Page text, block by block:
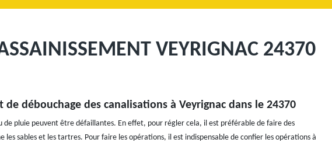
VEYRIGNAC 24370
de débouchage des canalisations à Veyrignac dans le 24370
de pluie peuvent être défaillantes. En effet, pour régler cela, il est préférable de faire des
les sables et les tartres. Pour faire les opérations, il est indispensable de confier les opérations à